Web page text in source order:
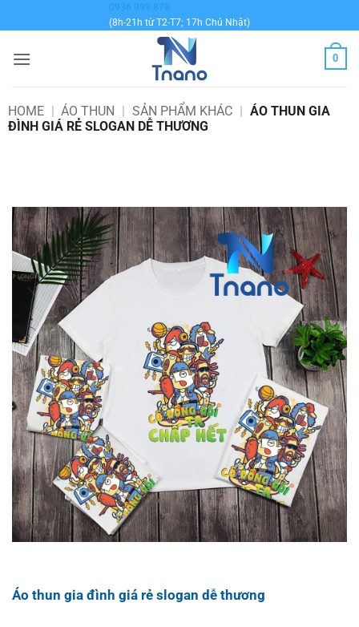
qua
dung
0936 999 878
(8h-21h từ T2-T7; 17h Chủ Nhật)
0
HOME | ÁO THUN | SẢN PHẨM KHÁC | ÁO THUN GIA
ĐÌNH GIÁ RẺ SLOGAN DỄ THƯƠNG
Áo thun gia đình giá rẻ slogan dễ thương